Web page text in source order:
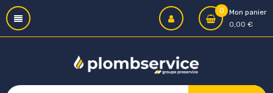
0
Mon panier
0,00 €